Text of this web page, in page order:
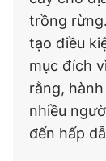
trồng
tạo điều
mục đích
rằng,
nhiều
đến hấp